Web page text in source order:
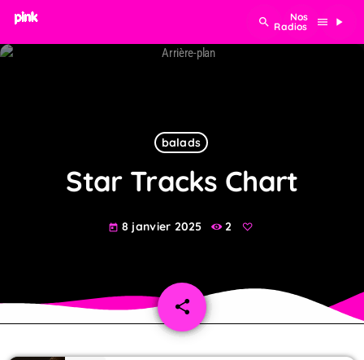
search menu play_arrow
balads
Star Tracks Chart
today 8 janvier 2025 2
share
email